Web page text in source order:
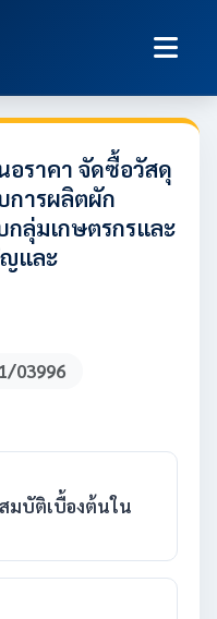
อราคา จัดซื้อวัสดุ
การผลิตผัก
กลุ่มเกษตรกรและ
และ
03996
มบัติเบื้องต้นใน